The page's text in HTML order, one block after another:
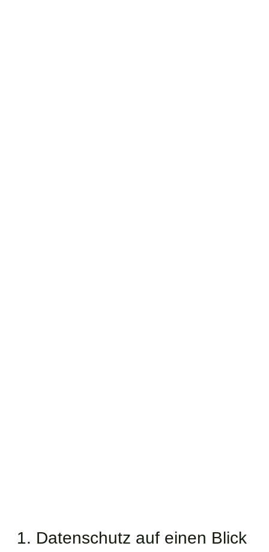
1. Datenschutz auf einen Blick